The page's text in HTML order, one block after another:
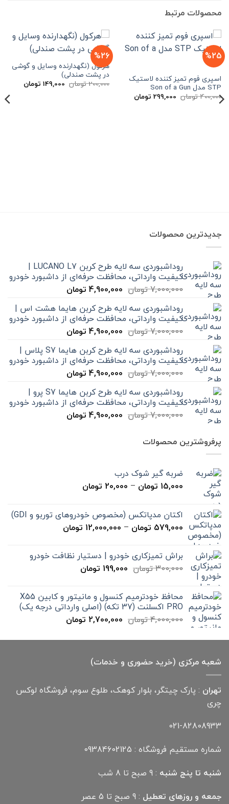
محصولات مرتبط
%25
اسپری فوم تمیز کننده لاستیک
STP مدل Son of a Gun
400,000تومان قیمت
اصلی
299,000 تومانقیمت
فعلی
%26
هرکول (نگهدارنده وسایل و گوشی
در پشت صندلی)
200,000تومان قیمت
اصلی
149,000 تومانقیمت
فعلی
است.
جدیدترین محصولات
روداشبوردی سه‌ لایه طرح کربن LUCANO L7 |
کیفیت وارداتی، محافظت حرفه‌ای از داشبورد خودرو
7,000,000تومان قیمت
7,000,000 تومان
بود.
4,900,000 تومانقیمت
4,900,000 تومان
است.
روداشبوردی سه‌ لایه طرح کربن هایما هشت اس |
کیفیت وارداتی، محافظت حرفه‌ای از داشبورد خودرو
7,000,000تومان قیمت
7,000,000 تومان
بود.
4,900,000 تومانقیمت
4,900,000 تومان
است.
روداشبوردی سه‌ لایه طرح کربن هایما S7 پلاس |
کیفیت وارداتی، محافظت حرفه‌ای از داشبورد خودرو
7,000,000تومان قیمت
7,000,000 تومان
بود.
4,900,000 تومانقیمت
4,900,000 تومان
است.
روداشبوردی سه‌ لایه طرح کربن هایما S7 پرو |
کیفیت وارداتی، محافظت حرفه‌ای از داشبورد خودرو
7,000,000تومان قیمت
4,900,000 تومانقیمت
پرفروشترین محصولات
ضربه گیر شوک درب
15,000 تومان –
20,000 تومان
تا
20,000 تومان
اکتان مدپاتکس (مخصوص خودروهای توربو و GDI)
579,000 تومان –
12,000,000 تومان
تا
براش تمیزکاری خودرو | دستیار نظافت خودرو
300,000تومان قیمت
بود.
199,000 تومانقیمت
199,000 تومان
است. محافظ خودترمیم کنسول و مانیتور و کابین X55
PRO اکسلنت (37 تکه) (اصلی وارداتی درجه یک)
4,000,000تومان قیمت
4,000,000 تومان
2,700,000 تومانقیمت
2,700,000 تومان
شعبه مرکزی (خرید حضوری و خدمات)
تهران : پارک چیتگر، بلوار کوهک، طلوع سوم، فروشگاه لوکس
چری
021-82808933
شماره مستقیم فروشگاه : 09384602125
شنبه تا پنج شنبه : 9 صبح تا 8 شب
جمعه و روزهای تعطیل : 9 صبح تا 5 عصر